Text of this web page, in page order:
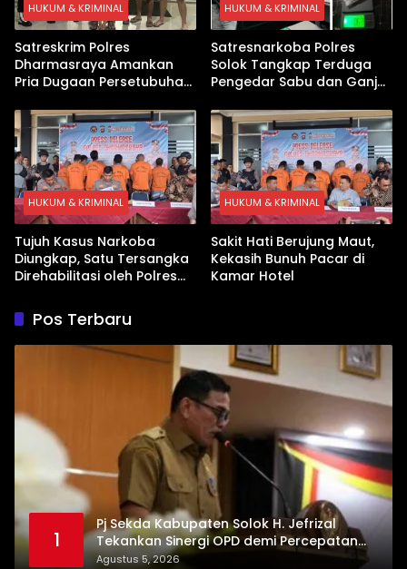
HUKUM & KRIMINAL
Satreskrim Polres
Dharmasraya Amankan
Pria Dugaan Persetubuhan
HUKUM & KRIMINAL
Satresnarkoba Polres
Solok Tangkap Terduga
Pengedar Sabu dan Ganja
HUKUM & KRIMINAL
Tujuh Kasus Narkoba
Diungkap, Satu Tersangka
Direhabilitasi oleh Polres
HUKUM & KRIMINAL
Sakit Hati Berujung Maut,
Kekasih Bunuh Pacar di
Kamar Hotel
Pos Terbaru
1
Pj Sekda Kabupaten Solok H. Jefrizal
Tekankan Sinergi OPD demi Percepatan
Pembangunan Daerah
Agustus 5, 2026